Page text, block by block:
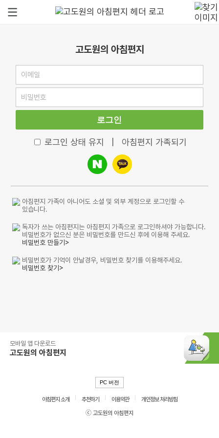
고도원의 아침편지
로그인
로그인 상태 유지 아침편지 가족되기
아침편지 가족이 아니어도 소셜 및 외부 계정으로 로그인할 수
있습니다.
독자가 쓰는 아침편지는 아침편지 가족으로 로그인하셔야 가능합니다.
비밀번호가 없으신 분은 비밀번호를 만드신 후에 이용해 주세요.
비밀번호 만들기>
비밀번호가 기억이 안날경우, 비밀번호 찾기를 이용해주세요.
비밀번호 찾기>
모바일 앱 다운로드
고도원의 아침편지
PC 버전
아침편지 소개 추천하기 이용약관
개인정보 처리방침
ⓒ 고도원의 아침편지